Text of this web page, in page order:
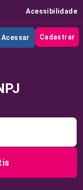
Acessibilidade
Acessar Cadastrar